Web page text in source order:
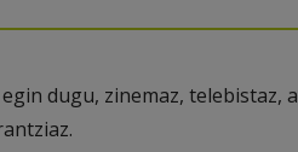
dugu, zinemaz, telebistaz,